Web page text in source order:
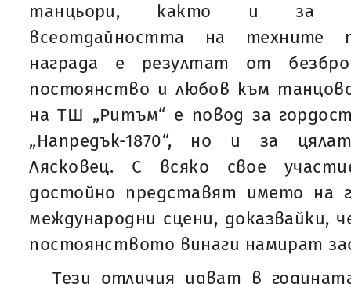
танцьори, както и за
всеотдайността на техните
награда е резултат от
постоянство и любов към
на ТШ „Ритъм“ е повод за
„Напредък-1870“, но и за
Лясковец. С всяко свое
достойно представят името на
международни сцени,
постоянството винаги намират
Тези отличия идват в